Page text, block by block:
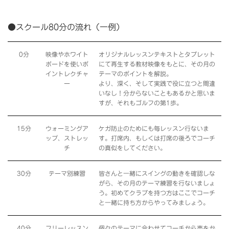
●スクール80分の流れ（一例）
0分
映像やホワイト
ボードを使いポ
イントレクチャ
ー
オリジナルレッスンテキストとタブレット
にて再生する教材映像をもとに、その月の
テーマのポイントを解説。
より、深く、そして実践で役に立つと間違
いなし！分からないこともあるかと思いま
すが、それもゴルフの第1歩。
15分
ウォーミングア
ップ、ストレッ
チ
ケガ防止のためにも毎レッスン行ないま
す。打席内、もしくは打席の後ろでコーチ
の真似をしてください。
30分 テーマ別練習
皆さんと一緒にスイングの動きを確認しな
がら、その月のテーマ練習を行ないましょ
う。初めてクラブを持つ方はここでコーチ
と一緒に持ち方からやってみましょう。